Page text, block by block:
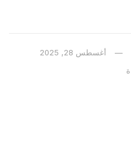
أغسطس 28, 2025